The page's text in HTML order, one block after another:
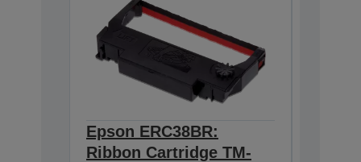
Epson ERC38BR:
Ribbon Cartridge TM-